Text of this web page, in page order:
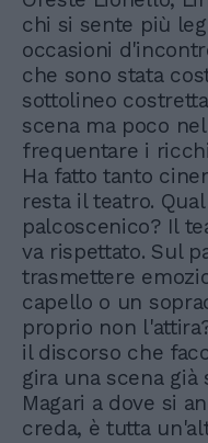
chi si sente più
occasioni
che sono stata
sottolineo
scena ma poco
frequentare i
Ha fatto tanto
resta il teatro.
palcoscenico? Il
va rispettato. Sul
trasmettere
capello o un
proprio non
il discorso che
gira una scena già
Magari a dove si
creda, è tutta